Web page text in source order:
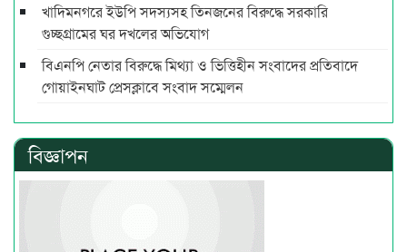
খাদিমনগরে ইউপি সদস্যসহ তিনজনের বিরুদ্ধে সরকারি
গুচ্ছগ্রামের ঘর দখলের অভিযোগ
বিএনপি নেতার বিরুদ্ধে মিথ্যা ও ভিত্তিহীন সংবাদের প্রতিবাদে
গোয়াইনঘাট প্রেসক্লাবে সংবাদ সম্মেলন
বিজ্ঞাপন